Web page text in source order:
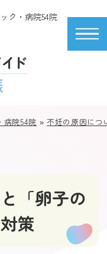
ク・病院54院
病院54院 »不妊の原因につ
「卵子の
策